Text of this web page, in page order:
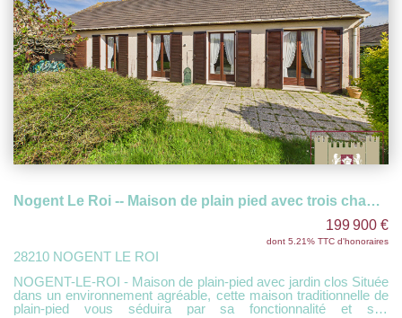
Nogent Le Roi -- Maison de plain pied avec trois chambres
199 900 €
dont 5.21% TTC d'honoraires
28210 NOGENT LE ROI
NOGENT-LE-ROI - Maison de plain-pied avec jardin clos Située
dans un environnement agréable, cette maison traditionnelle de
plain-pied vous séduira par sa fonctionnalité et son